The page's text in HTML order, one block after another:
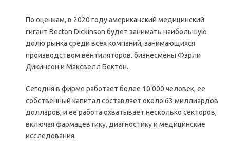
По оценкам, в 2020 году американский медицинский
гигант Becton Dickinson будет занимать наибольшую
долю рынка среди всех компаний, занимающихся
производством вентиляторов. бизнесмены Фэрли
Дикинсон и Максвелл Бектон.
Сегодня в фирме работает более 10 000 человек, ее
собственный капитал составляет около 63 миллиардов
долларов, и ее работа охватывает несколько секторов,
включая фармацевтику, диагностику и медицинские
исследования.